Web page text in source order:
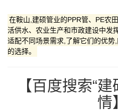
在鞍山,建硕管业的PPR管、PE农
活供水、农业生产和市政建设中发
适配不同场景需求,了解它们的优
的选择。
【百度搜索“
情